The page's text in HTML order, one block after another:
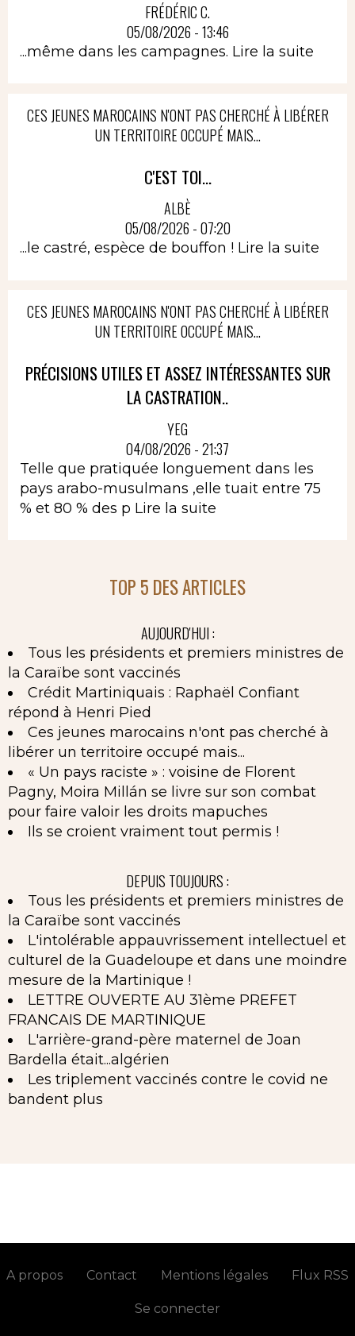
FRÉDÉRIC C.
05/08/2026 - 13:46
...même dans les campagnes. Lire la suite
CES JEUNES MAROCAINS N'ONT PAS CHERCHÉ À LIBÉRER
UN TERRITOIRE OCCUPÉ MAIS...
C'EST TOI...
ALBÈ
05/08/2026 - 07:20
...le castré, espèce de bouffon ! Lire la suite
CES JEUNES MAROCAINS N'ONT PAS CHERCHÉ À LIBÉRER
UN TERRITOIRE OCCUPÉ MAIS...
PRÉCISIONS UTILES ET ASSEZ INTÉRESSANTES SUR
LA CASTRATION..
YEG
04/08/2026 - 21:37
Telle que pratiquée longuement dans les
pays arabo-musulmans ,elle tuait entre 75
% et 80 % des p Lire la suite
TOP 5 DES ARTICLES
AUJOURD'HUI :
Tous les présidents et premiers ministres de
la Caraïbe sont vaccinés
Crédit Martiniquais : Raphaël Confiant
répond à Henri Pied
Ces jeunes marocains n'ont pas cherché à
libérer un territoire occupé mais...
« Un pays raciste » : voisine de Florent
Pagny, Moira Millán se livre sur son combat
pour faire valoir les droits mapuches
Ils se croient vraiment tout permis !
DEPUIS TOUJOURS :
Tous les présidents et premiers ministres de
la Caraïbe sont vaccinés
L'intolérable appauvrissement intellectuel et
culturel de la Guadeloupe et dans une moindre
mesure de la Martinique !
LETTRE OUVERTE AU 31ème PREFET
FRANCAIS DE MARTINIQUE
L'arrière-grand-père maternel de Joan
Bardella était...algérien
Les triplement vaccinés contre le covid ne
bandent plus
A propos Contact Mentions légales Flux RSS
Se connecter